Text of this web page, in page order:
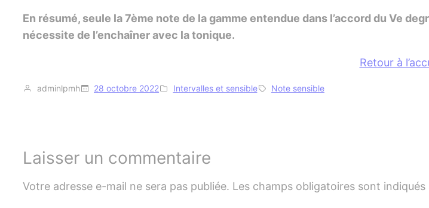
En résumé, seule la 7ème note de la gamme entendue dans l’accord du Ve
nécessite de l’enchaîner avec la tonique.
Retour à
adminlpmh 28 octobre 2022 Intervalles et sensible Note sensible
Laisser un commentaire
Votre adresse e-mail ne sera pas publiée. Les champs obligatoires sont indiqués